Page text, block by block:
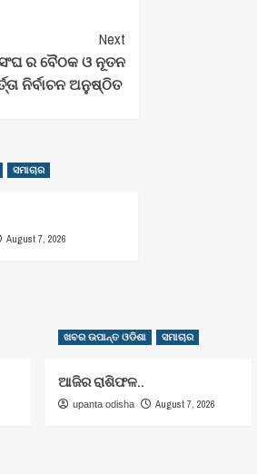
Next
ର ବୈଠକ ଓ ନୂତନ
ନିର୍ବାଚନ ଅନୁଷ୍ଠିତ
ସମାଚାର
August 7, 2026
ଖବର ଉପାନ୍ତ ଓଡିଶା ସମାଚାର
ଆଜିର ରାଶିଫଳ..
upanta odisha August 7, 2026